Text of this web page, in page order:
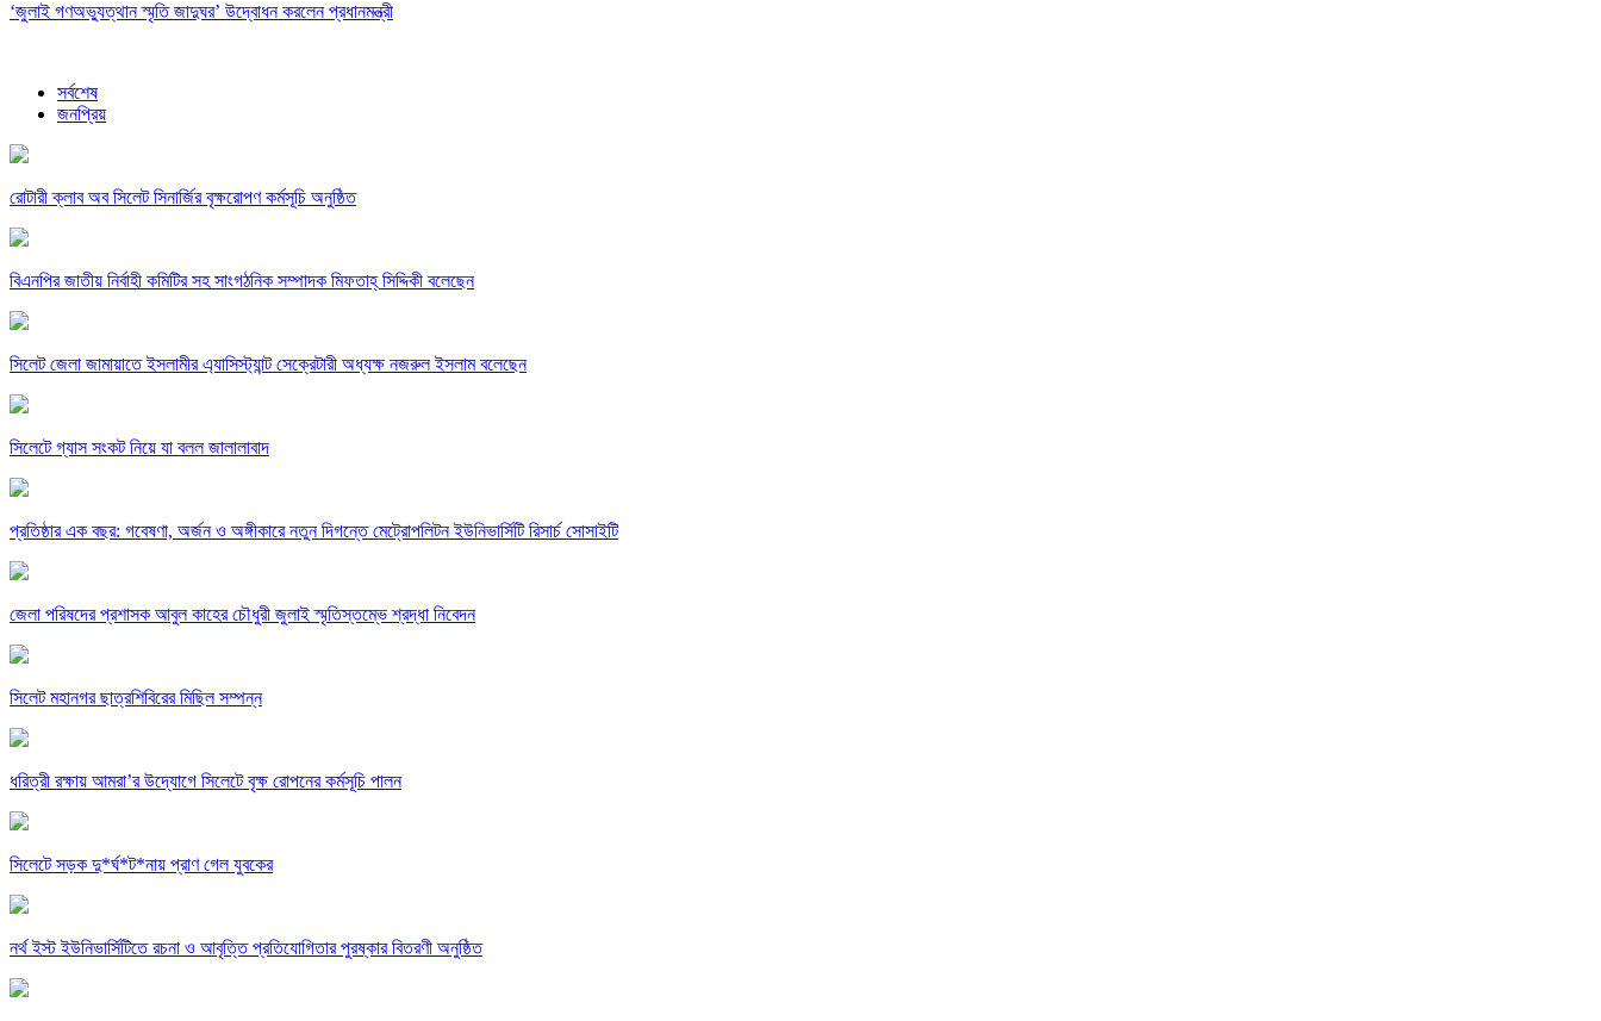
‘জুলাই গণঅভ্যুত্থান স্মৃতি জাদুঘর’ উদ্বোধন করলেন প্রধানমন্ত্রী
সর্বশেষ
জনপ্রিয়
রোটারী ক্লাব অব সিলেট সিনার্জির বৃক্ষরোপণ কর্মসূচি অনুষ্ঠিত
বিএনপির জাতীয় নির্বাহী কমিটির সহ সাংগঠনিক সম্পাদক মিফতাহ্ সিদ্দিকী বলেছেন
সিলেট জেলা জামায়াতে ইসলামীর এ্যাসিস্ট্যান্ট সেক্রেটারী অধ্যক্ষ নজরুল ইসলাম বলেছেন
সিলেটে গ্যাস সংকট নিয়ে যা বলল জালালাবাদ
প্রতিষ্ঠার এক বছর: গবেষণা, অর্জন ও অঙ্গীকারে নতুন দিগন্তে মেট্রোপলিটন ইউনিভার্সিটি রিসার্চ সোসাইটি
জেলা পরিষদের প্রশাসক আবুল কাহের চৌধুরী জুলাই স্মৃতিস্তম্ভে শ্রদ্ধা নিবেদন
সিলেট মহানগর ছাত্রশিবিরের মিছিল সম্পন্ন
ধরিত্রী রক্ষায় আমরা’র উদ্যোগে সিলেটে বৃক্ষ রোপনের কর্মসূচি পালন
সিলেটে সড়ক দু*র্ঘ*ট*নায় প্রাণ গেল যুবকের
নর্থ ইস্ট ইউনিভার্সিটিতে রচনা ও আবৃত্তি প্রতিযোগিতার পুরষ্কার বিতরণী অনুষ্ঠিত